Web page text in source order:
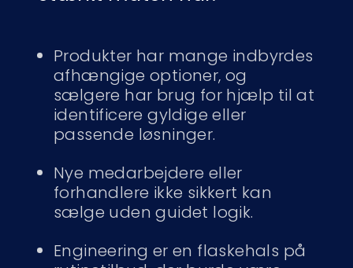
Produkter har mange indbyrdes
afhængige optioner, og
sælgere har brug for hjælp til at
identificere gyldige eller
passende løsninger.
Nye medarbejdere eller
forhandlere ikke sikkert kan
sælge uden guidet logik.
Engineering er en flaskehals på